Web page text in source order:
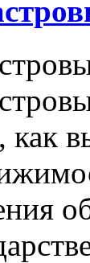
как